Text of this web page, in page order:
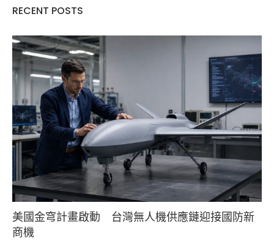
RECENT POSTS
美國金穹計畫啟動 台灣無人機供應鏈迎接國防新
商機